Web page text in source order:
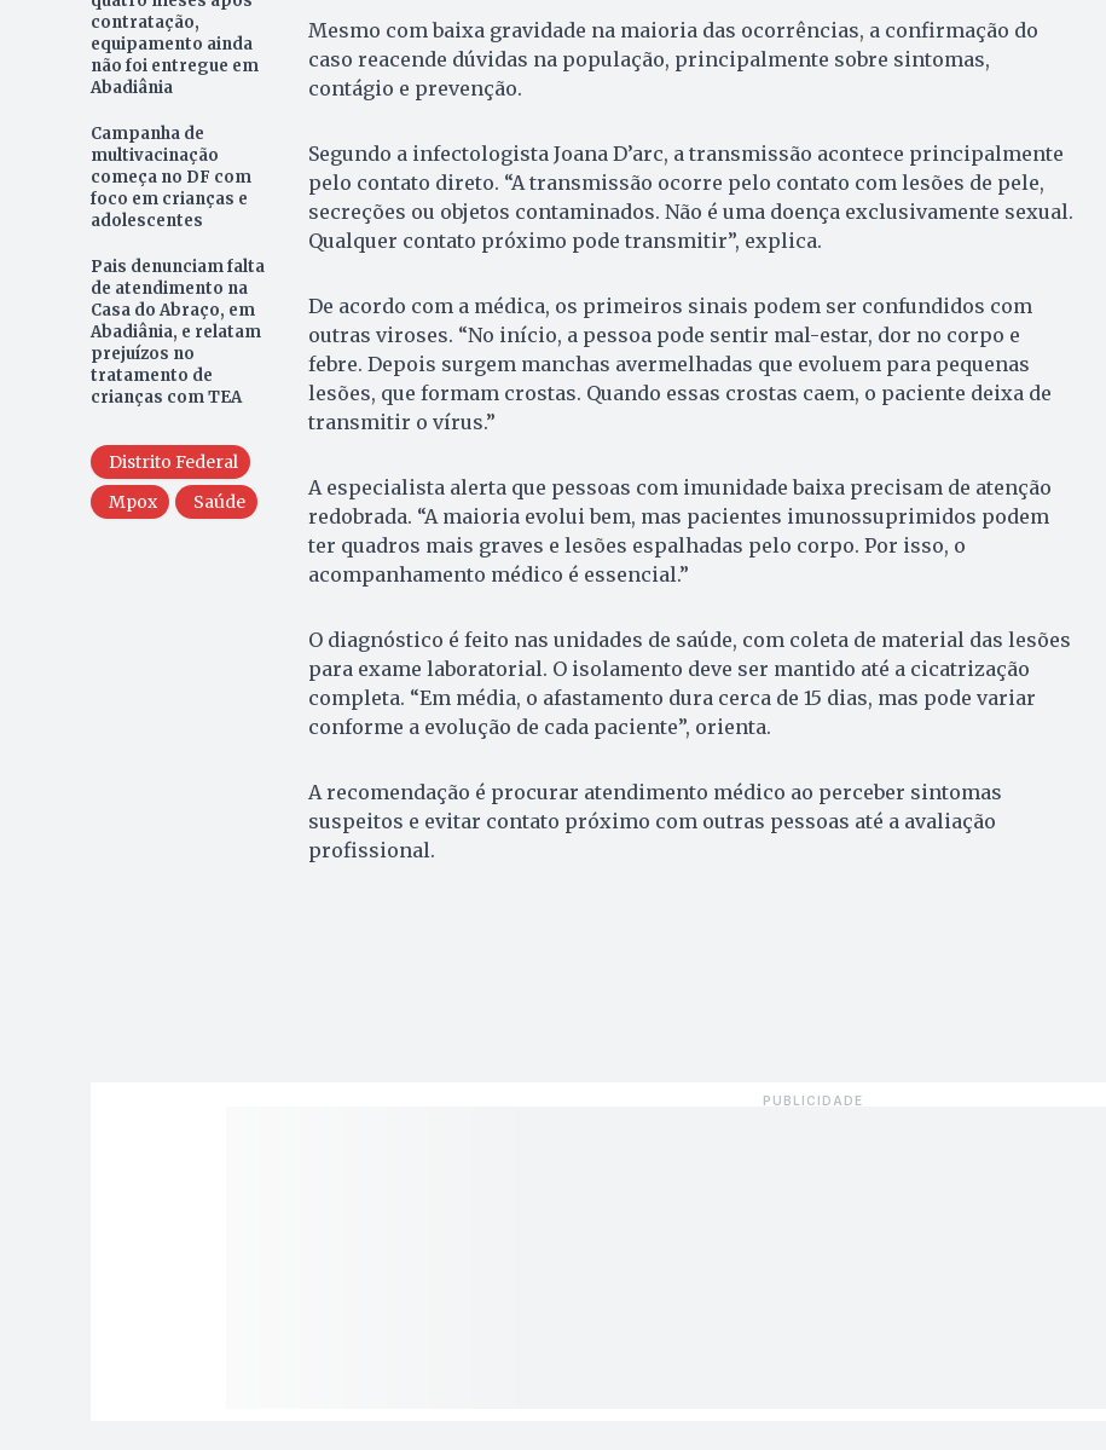
contratação,
equipamento ainda
não foi entregue em
Abadiânia
Campanha de
multivacinação
começa no DF com
foco em crianças e
adolescentes
Pais denunciam falta
de atendimento na
Casa do Abraço, em
Abadiânia, e relatam
prejuízos no
tratamento de
crianças com TEA
Distrito Federal
Mpox
Saúde
Mesmo com baixa gravidade na maioria das ocorrências, a confirmação do
caso reacende dúvidas na população, principalmente sobre sintomas,
contágio e prevenção.
Segundo a infectologista Joana D’arc, a transmissão acontece principalmente
pelo contato direto. “A transmissão ocorre pelo contato com lesões de pele,
secreções ou objetos contaminados. Não é uma doença exclusivamente sexual.
Qualquer contato próximo pode transmitir”, explica.
De acordo com a médica, os primeiros sinais podem ser confundidos com
outras viroses. “No início, a pessoa pode sentir mal-estar, dor no corpo e
febre. Depois surgem manchas avermelhadas que evoluem para pequenas
lesões, que formam crostas. Quando essas crostas caem, o paciente deixa de
transmitir o vírus.”
A especialista alerta que pessoas com imunidade baixa precisam de atenção
redobrada. “A maioria evolui bem, mas pacientes imunossuprimidos podem
ter quadros mais graves e lesões espalhadas pelo corpo. Por isso, o
acompanhamento médico é essencial.”
O diagnóstico é feito nas unidades de saúde, com coleta de material das lesões
para exame laboratorial. O isolamento deve ser mantido até a cicatrização
completa. “Em média, o afastamento dura cerca de 15 dias, mas pode variar
conforme a evolução de cada paciente”, orienta.
A recomendação é procurar atendimento médico ao perceber sintomas
suspeitos e evitar contato próximo com outras pessoas até a avaliação
profissional.